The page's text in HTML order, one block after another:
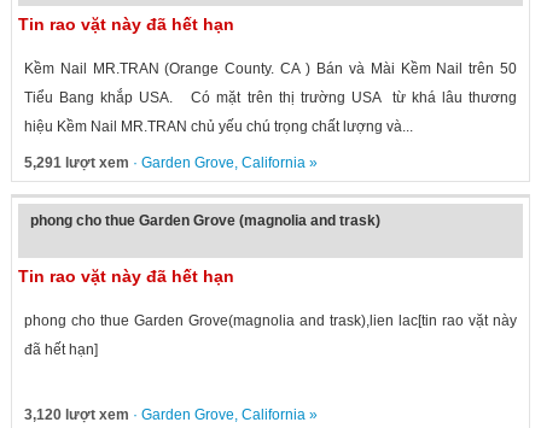
Tin rao vặt này đã hết hạn
Kềm Nail MR.TRAN (Orange County. CA ) Bán và Mài Kềm Nail trên 50
Tiểu Bang khắp USA. Có mặt trên thị trường USA từ khá lâu thương
hiệu Kềm Nail MR.TRAN chủ yếu chú trọng chất lượng và...
5,291 lượt xem · Garden Grove, California»
phong cho thue Garden Grove (magnolia and trask)
Tin rao vặt này đã hết hạn
phong cho thue Garden Grove(magnolia and trask),lien lac[tin rao vặt này
đã hết hạn]
3,120 lượt xem · Garden Grove, California»